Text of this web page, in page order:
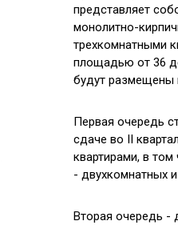
представляет
монолитно-
трехкомнатными
площадью от 36
будут размещены
Первая очередь
сдаче во II
квартирами, в
- двухкомнатных
Вторая очередь